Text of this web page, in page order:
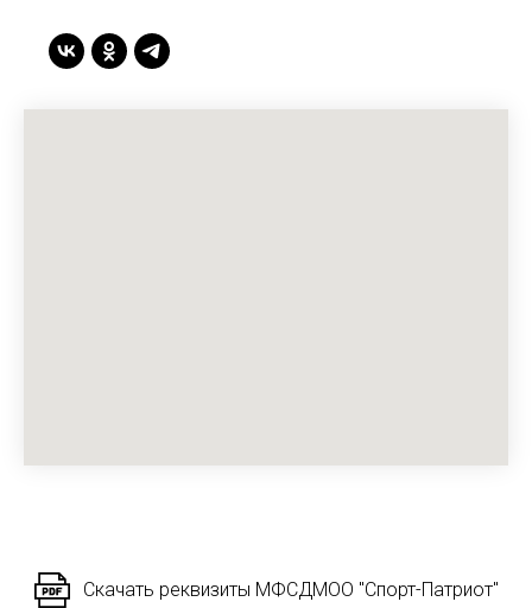
Скачать реквизиты МФСДМОО "Спорт-Патриот"